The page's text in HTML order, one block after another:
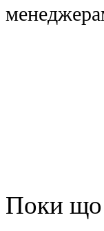
Поки що